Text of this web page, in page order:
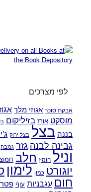
לפי מצרכים
אבקת סוכר אגוזי מלך
מוסקט אורז בזיליקום
בננה בצל בצל ירוק
גבינה לבנהגזר גמבה וניל חומץ חלב
יוגורט כמון לימון
חוםעגבניות עוף